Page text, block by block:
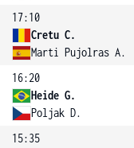
17:10
Cretu C.
Marti Pujolras A.
16:20
Heide G.
Poljak D.
15:35